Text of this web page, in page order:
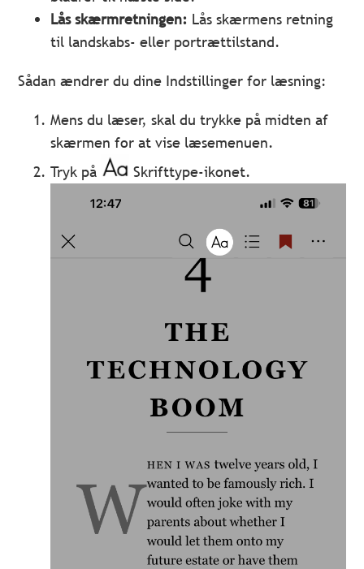
Lås skærmretningen: Lås skærmens retning
til landskabs- eller portrættilstand.
Sådan ændrer du dine Indstillinger for læsning:
Mens du læser, skal du trykke på midten af
skærmen for at vise læsemenuen.
Tryk på
Skrifttype-ikonet.